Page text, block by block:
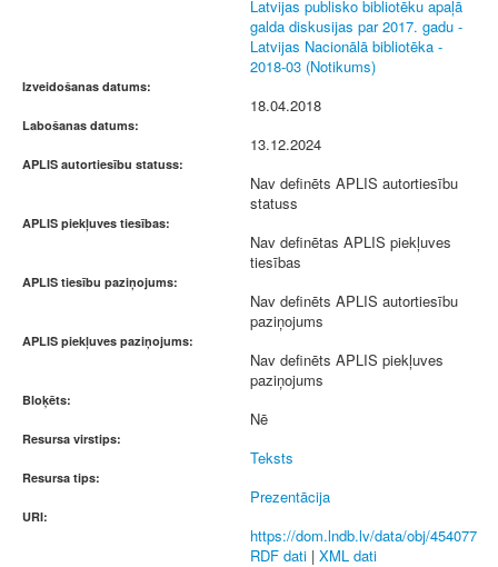
Latvijas publisko bibliotēku apaļā
galda diskusijas par 2017. gadu -
Latvijas Nacionālā bibliotēka -
2018-03 (Notikums)
Izveidošanas datums:
18.04.2018
Labošanas datums:
13.12.2024
APLIS autortiesību statuss:
Nav definēts APLIS autortiesību
statuss
APLIS piekļuves tiesības:
Nav definētas APLIS piekļuves
tiesības
APLIS tiesību paziņojums:
Nav definēts APLIS autortiesību
paziņojums
APLIS piekļuves paziņojums:
Nav definēts APLIS piekļuves
paziņojums
Bloķēts:
Nē
Resursa virstips:
Teksts
Resursa tips:
Prezentācija
URI:
https://dom.lndb.lv/data/obj/454077
RDF dati | XML dati